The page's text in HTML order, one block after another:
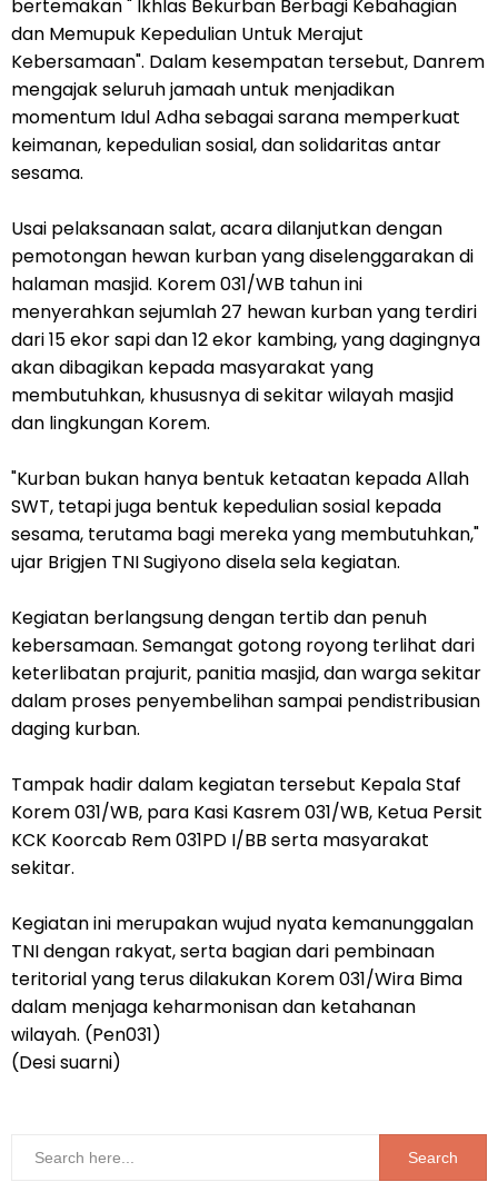
bertemakan " Ikhlas Bekurban Berbagi Kebahagian
dan Memupuk Kepedulian Untuk Merajut
Kebersamaan". Dalam kesempatan tersebut, Danrem
mengajak seluruh jamaah untuk menjadikan
momentum Idul Adha sebagai sarana memperkuat
keimanan, kepedulian sosial, dan solidaritas antar
sesama.
Usai pelaksanaan salat, acara dilanjutkan dengan
pemotongan hewan kurban yang diselenggarakan di
halaman masjid. Korem 031/WB tahun ini
menyerahkan sejumlah 27 hewan kurban yang terdiri
dari 15 ekor sapi dan 12 ekor kambing, yang dagingnya
akan dibagikan kepada masyarakat yang
membutuhkan, khususnya di sekitar wilayah masjid
dan lingkungan Korem.
"Kurban bukan hanya bentuk ketaatan kepada Allah
SWT, tetapi juga bentuk kepedulian sosial kepada
sesama, terutama bagi mereka yang membutuhkan,"
ujar Brigjen TNI Sugiyono disela sela kegiatan.
Kegiatan berlangsung dengan tertib dan penuh
kebersamaan. Semangat gotong royong terlihat dari
keterlibatan prajurit, panitia masjid, dan warga sekitar
dalam proses penyembelihan sampai pendistribusian
daging kurban.
Tampak hadir dalam kegiatan tersebut Kepala Staf
Korem 031/WB, para Kasi Kasrem 031/WB, Ketua Persit
KCK Koorcab Rem 031PD I/BB serta masyarakat
sekitar.
Kegiatan ini merupakan wujud nyata kemanunggalan
TNI dengan rakyat, serta bagian dari pembinaan
teritorial yang terus dilakukan Korem 031/Wira Bima
dalam menjaga keharmonisan dan ketahanan
wilayah. (Pen031)
(Desi suarni)